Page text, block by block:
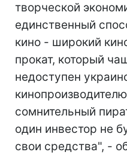
творческой
единственный
кино - широкий
прокат, который
недоступен
сомнительный
один инвестор не
свои средства", -